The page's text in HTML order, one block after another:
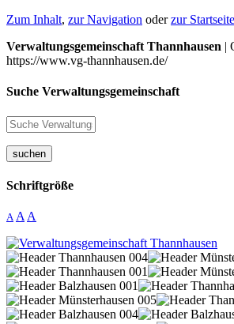
Zum Inhalt, zur Navigation oderzur Startseite
Verwaltungsgemeinschaft Thannhausen |
https://www.vg-thannhausen.de/
Suche Verwaltungsgemeinschaft
suchen
Schriftgröße
A A A